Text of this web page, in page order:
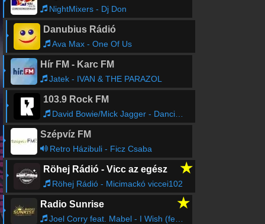
NightMixers - Dj Don
Danubius Rádió
Ava Max - One Of Us
Hír FM - Karc FM
Jatek - IVAN & THE PARAZOL
103.9 Rock FM
David Bowie/Mick Jagger - Dancing In The Street
Szépvíz FM
Retro Házibuli - Ficz Csaba
Röhej Rádió - Vicc az egész ★
Röhej Rádió - Micimackó viccei102
Radio Sunrise ★
Joel Corry feat. Mabel - I Wish (feat. Mabel)